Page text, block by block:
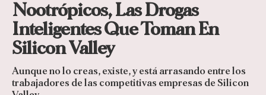
Nootrópicos, Las Drogas
Inteligentes Que Toman En
Silicon Valley
Aunque no lo creas, existe, y está arrasando entre los
trabajadores de las competitivas empresas de Silicon